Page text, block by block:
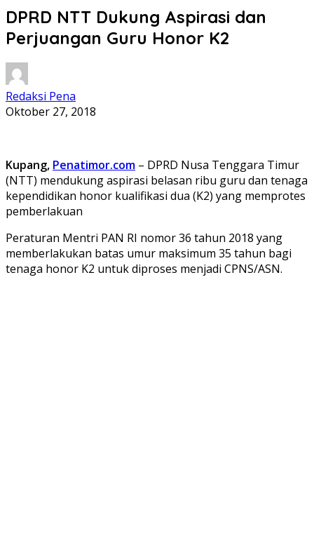
DPRD NTT Dukung Aspirasi dan
Perjuangan Guru Honor K2
Redaksi Pena
Oktober 27, 2018
Kupang, Penatimor.com – DPRD Nusa Tenggara Timur
(NTT) mendukung aspirasi belasan ribu guru dan tenaga
kependidikan honor kualifikasi dua (K2) yang memprotes
pemberlakuan
Peraturan Mentri PAN RI nomor 36 tahun 2018 yang
memberlakukan batas umur maksimum 35 tahun bagi
tenaga honor K2 untuk diproses menjadi CPNS/ASN.